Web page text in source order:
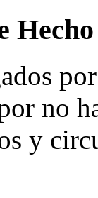
Hecho
no
y